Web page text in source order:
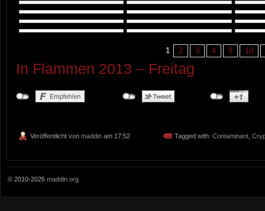
1 2 3 4 9 10
In Flammen 2013 – Freitag
Veröffentlicht von maddin am 17:52 Tagged with: Contaminant
© 2010-2026 maddin.org